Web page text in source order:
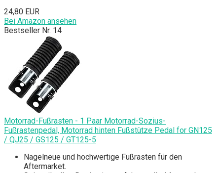
24,80 EUR
Bei Amazon ansehen
Bestseller Nr. 14
Motorrad-Fußrasten - 1 Paar Motorrad-Sozius-
Fußrastenpedal, Motorrad hinten Fußstütze Pedal for GN125
/ QJ25 / GS125 / GT125-5
Nagelneue und hochwertige Fußrasten für den
Aftermarket.